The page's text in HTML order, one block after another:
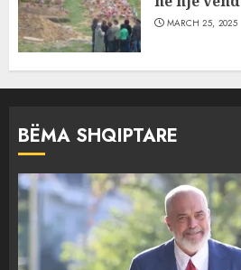
MARCH 25, 2025
BËMA SHQIPTARE